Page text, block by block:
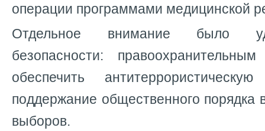
операции программами медицинской
Отдельное внимание было
безопасности:
обеспечить
поддержание общественного порядка
выборов.